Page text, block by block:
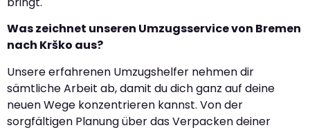
Was zeichnet unseren Umzugsservice von Bremen
nach Krško aus?
Unsere erfahrenen Umzugshelfer nehmen dir
sämtliche Arbeit ab, damit du dich ganz auf deine
neuen Wege konzentrieren kannst. Von der
sorgfältigen Planung über das Verpacken deiner